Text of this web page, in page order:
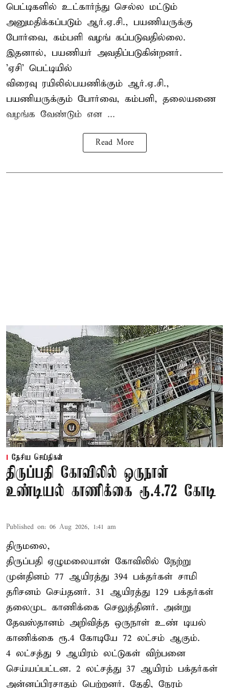
பெட்டிகளில் உட்கார்ந்து செல்ல மட்டும்
அனுமதிக்கப்படும் ஆர்.ஏ.சி., பயணியருக்கு
போர்வை, கம்பளி வழங் கப்படுவதில்லை.
இதனால், பயணியர் அவதிப்படுகின்றனர்.
'ஏசி' பெட்டியில்
விரைவு ரயிலில்பயணிக்கும் ஆர்.ஏ.சி.,
பயணியருக்கும் போர்வை, கம்பளி, தலையணை
வழங்க வேண்டும் என ...
Read More
தேசிய செய்திகள்
திருப்பதி கோவிலில் ஒருநாள்
உண்டியல் காணிக்கை ரூ.4.72 கோடி
Published on: 06 Aug 2026, 1:41 am
திருமலை,
திருப்பதி ஏழுமலையான் கோவிலில் நேற்று
முன்தினம் 77 ஆயிரத்து 394 பக்தர்கள் சாமி
தரிசனம் செய்தனர். 31 ஆயிரத்து 129 பக்தர்கள்
தலைமுட காணிக்கை செலுத்தினர். அன்று
தேவஸ்தானம் அறிவித்த ஒருநாள் உண் டியல்
காணிக்கை ரூ.4 கோடியே 72 லட்சம் ஆகும்.
4 லட்சத்து 9 ஆயிரம் லட்டுகள் விற்பனை
செய்யப்பட்டன. 2 லட்சத்து 37 ஆயிரம் பக்தர்கள்
அன்னப்பிரசாதம் பெற்றனர். தேதி, நேரம்